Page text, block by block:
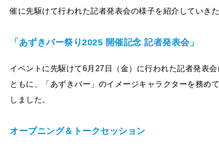
催に先駆けて行われた記者発表会の様子を紹介していき
「あずきバー祭り2025 開催記念 記者発表会」
イベントに先駆けて6⽉27⽇（⾦）に行われた記者発表
ともに、「あずきバー」のイメージキャラクターを務め
しました。
オープニング＆トークセッション